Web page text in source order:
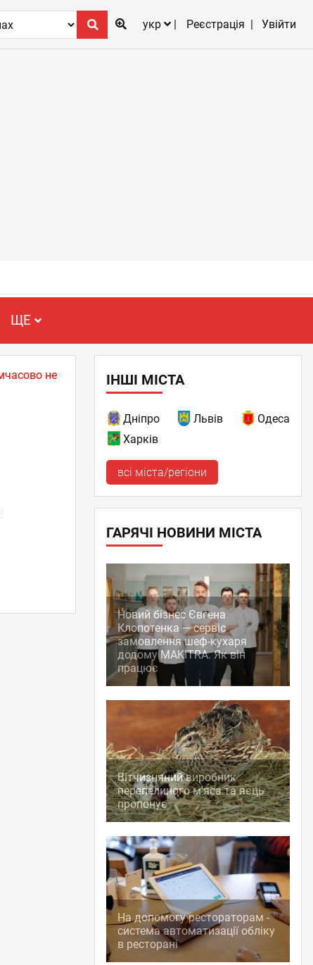
укр
Реєстрація Увійти
ЩЕ
не
ІНШІ МІСТА
Дніпро Львів
Одеса
Харків
всі міста/регіони
ГАРЯЧІ НОВИНИ МІСТА
Новий бізнес Євгена
Клопотенка — сервіс
замовлення шеф-кухаря
додому MAKITRA. Як він
працює
Вітчизняний виробник
перепелиного м'яса та яєць
пропонує
На допомогу рестораторам -
система автоматизації обліку
в ресторані